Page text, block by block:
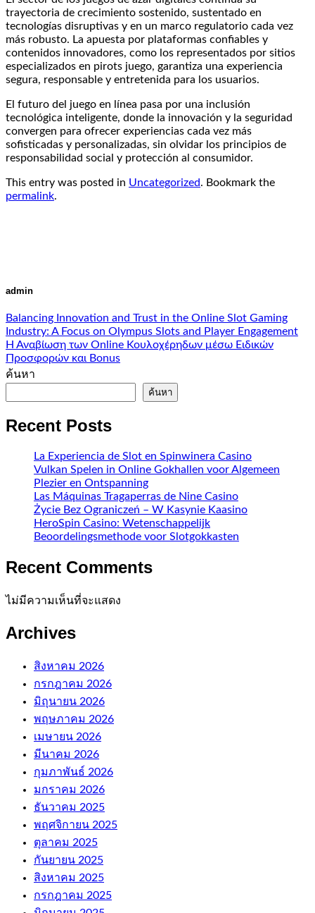
trayectoria de crecimiento sostenido, sustentado en
tecnologías disruptivas y en un marco regulatorio cada vez
más robusto. La apuesta por plataformas confiables y
contenidos innovadores, como los representados por sitios
especializados en pirots juego, garantiza una experiencia
segura, responsable y entretenida para los usuarios.
El futuro del juego en línea pasa por una inclusión
tecnológica inteligente, donde la innovación y la seguridad
convergen para ofrecer experiencias cada vez más
sofisticadas y personalizadas, sin olvidar los principios de
responsabilidad social y protección al consumidor.
This entry was posted in Uncategorized. Bookmark the
permalink.
admin
Balancing Innovation and Trust in the Online Slot Gaming
Industry: A Focus on Olympus Slots and Player Engagement
Η Αναβίωση των Online Κουλοχέρηδων μέσω Ειδικών
Προσφορών και Bonus
ค้นหา
ค้นหา
Recent Posts
La Experiencia de Slot en Spinwinera Casino
Vulkan Spelen in Online Gokhallen voor Algemeen
Plezier en Ontspanning
Las Máquinas Tragaperras de Nine Casino
Życie Bez Ograniczeń – W Kasynie Kaasino
HeroSpin Casino: Wetenschappelijk
Beoordelingsmethode voor Slotgokkasten
Recent Comments
ไม่มีความเห็นที่จะแสดง
Archives
สิงหาคม 2026
กรกฎาคม 2026
มิถุนายน 2026
พฤษภาคม 2026
เมษายน 2026
มีนาคม 2026
กุมภาพันธ์ 2026
มกราคม 2026
ธันวาคม 2025
พฤศจิกายน 2025
ตุลาคม 2025
กันยายน 2025
สิงหาคม 2025
กรกฎาคม 2025